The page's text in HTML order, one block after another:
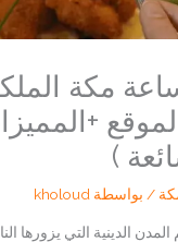
مكة
)
/ بواسطة kholoud
الدينية التي يزورها